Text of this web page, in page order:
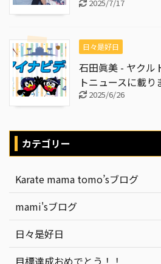
2025/7/17
日々是好日
石田眞美 - ヤクル
トニュースに載り
2025/6/26
カテゴリー
Karate mama tomo’sブログ
mami'sブログ
日々是好日
目標達成おめでとう！！